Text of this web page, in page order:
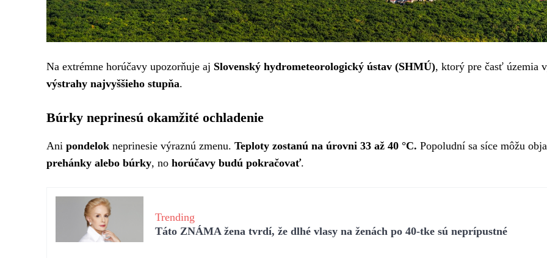
Na extrémne horúčavy upozorňuje aj Slovenský hydrometeorologický ústav (SHMÚ), ktorý pre časť územia
výstrahy najvyššieho stupňa.
Búrky neprinesú okamžité ochladenie
Ani pondelok neprinesie výraznú zmenu. Teploty zostanú na úrovni 33 až 40 °C. Popoludní sa síce môžu
prehánky alebo búrky, no horúčavy budú pokračovať.
Trending
Táto ZNÁMA žena tvrdí, že dlhé vlasy na ženách po 40-tke sú neprípustné